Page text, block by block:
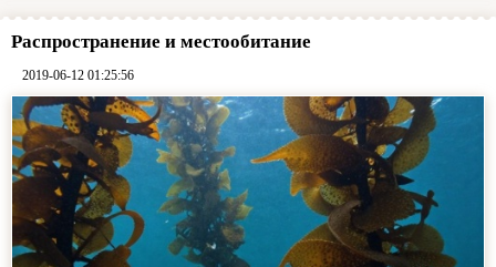
Распространение и местообитание
2019-06-12 01:25:56